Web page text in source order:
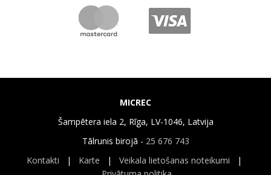
MICREC
Šampētera iela 2, Rīga, LV-1046, Latvija
Tālrunis birojā - 25 676 743
Kontakti | Karte | Veikala lietošanas noteikumi |